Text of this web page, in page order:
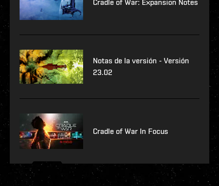
Cradle of War: Expansion Notes
Notas de la versión - Versión
23.02
Cradle of War In Focus